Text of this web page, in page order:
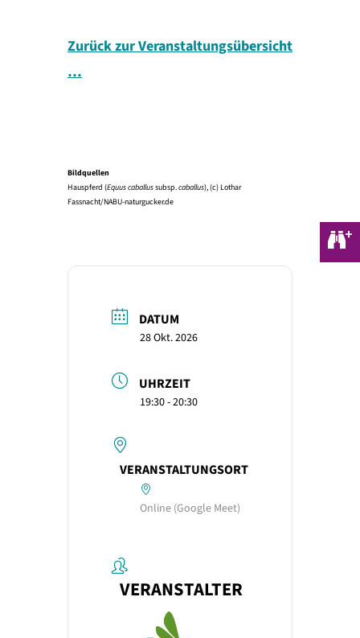
Zurück zur Veranstaltungsübersicht
…
Bildquellen
Hauspferd (Equus caballussubsp.caballus), (c) Lothar
Fassnacht/NABU-naturgucker.de
DATUM
28 Okt. 2026
UHRZEIT
19:30 - 20:30
VERANSTALTUNGSORT
Online (Google Meet)
VERANSTALTER